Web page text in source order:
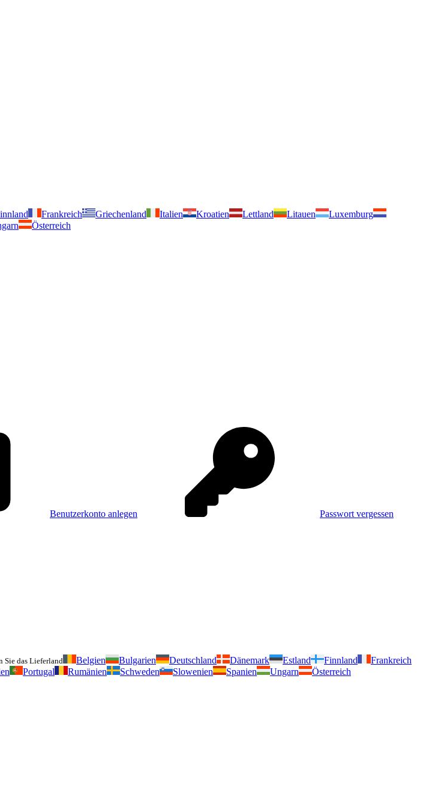
Frankreich Griechenland Italien Kroatien Lettland Litauen
Luxemburg
Österreich
Benutzerkonto anlegen Passwort vergessen
Sie das Lieferland Belgien Bulgarien Deutschland Dänemark Estland Finnland
Frankreich
Portugal Rumänien Schweden Slowenien Spanien Ungarn Österreich